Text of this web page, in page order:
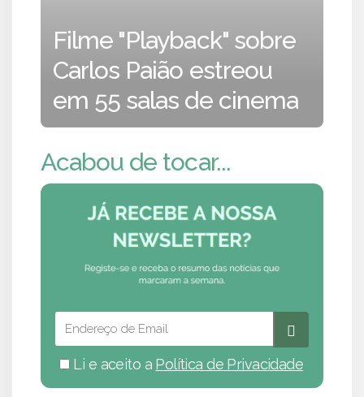
Filme "Playback" sobre
Carlos Paião estreou
em 55 salas de cinema
Acabou de tocar...
Li e aceito a Política de Privacidade